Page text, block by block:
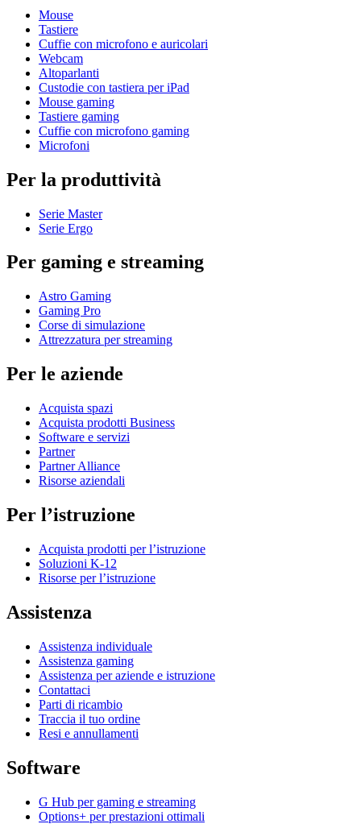
Mouse
Tastiere
Cuffie con microfono e auricolari
Webcam
Altoparlanti
Custodie con tastiera per iPad
Mouse gaming
Tastiere gaming
Cuffie con microfono gaming
Microfoni
Per la produttività
Serie Master
Serie Ergo
Per gaming e streaming
Astro Gaming
Gaming Pro
Corse di simulazione
Attrezzatura per streaming
Per le aziende
Acquista spazi
Acquista prodotti Business
Software e servizi
Partner
Partner Alliance
Risorse aziendali
Per l’istruzione
Acquista prodotti per l’istruzione
Soluzioni K-12
Risorse per l’istruzione
Assistenza
Assistenza individuale
Assistenza gaming
Assistenza per aziende e istruzione
Contattaci
Parti di ricambio
Traccia il tuo ordine
Resi e annullamenti
Software
G Hub per gaming e streaming
Options+ per prestazioni ottimali